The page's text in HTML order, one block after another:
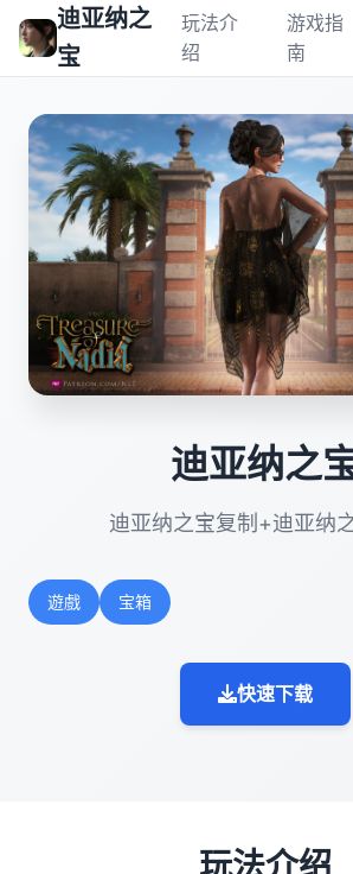
迪亚纳之
宝
玩法介
绍
游戏指
南
迪亚纳之
迪亚纳之宝复制+迪亚纳
遊戲 宝箱
快速下载
玩法介绍